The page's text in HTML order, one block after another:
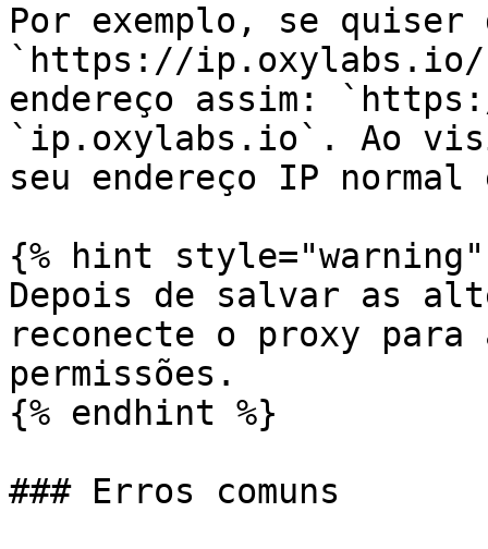
Por exemplo, se
`https://
endereço assim:
`ip.oxylabs.io`. Ao
seu endereço IP
{% hint style="warning"
Depois de salvar as
reconecte o proxy
permissões.
{% endhint %}
### Erros comuns